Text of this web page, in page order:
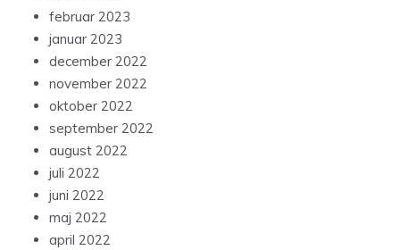
februar 2023
januar 2023
december 2022
november 2022
oktober 2022
september 2022
august 2022
juli 2022
juni 2022
maj 2022
april 2022